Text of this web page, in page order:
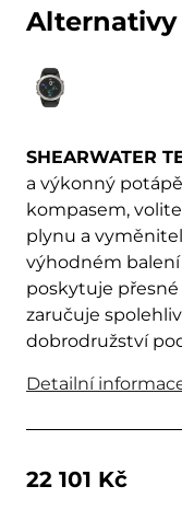
SHEARWATER
a výkonný
kompasem,
plynu a
výhodném balení
poskytuje přesné
zaručuje
dobrodružství
Detailní
22 101 Kč